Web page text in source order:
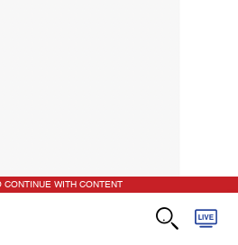
CONTINUE WITH CONTENT